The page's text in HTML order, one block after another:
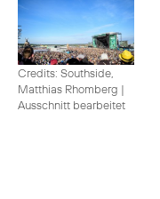
Credits: Southside,
Matthias Rhomberg |
Ausschnitt bearbeitet